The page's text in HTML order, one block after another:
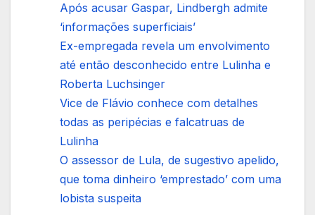
Após acusar Gaspar, Lindbergh admite
‘informações superficiais’
Ex-empregada revela um envolvimento
até então desconhecido entre Lulinha e
Roberta Luchsinger
Vice de Flávio conhece com detalhes
todas as peripécias e falcatruas de
Lulinha
O assessor de Lula, de sugestivo apelido,
que toma dinheiro ‘emprestado’ com uma
lobista suspeita